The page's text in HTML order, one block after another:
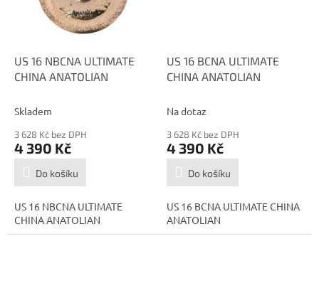
US 16 NBCNA ULTIMATE
CHINA ANATOLIAN
Skladem
3 628 Kč bez DPH
4 390 Kč
Do košíku
US 16 NBCNA ULTIMATE
CHINA ANATOLIAN
US 16 BCNA ULTIMATE
CHINA ANATOLIAN
Na dotaz
3 628 Kč bez DPH
4 390 Kč
Do košíku
US 16 BCNA ULTIMATE CHINA
ANATOLIAN